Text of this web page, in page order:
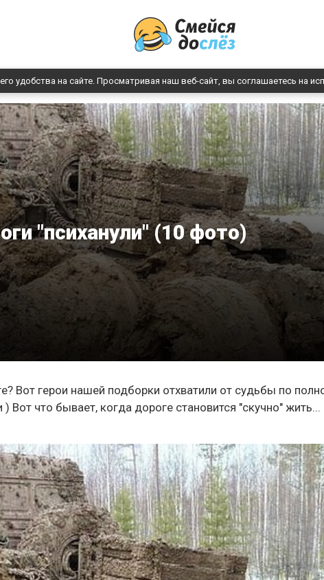
удобства на сайте. Просматривая наш веб-сайт, вы соглашаетесь на
"психанули" (10 фото)
Вот герои нашей подборки отхватили от судьбы по
что бывает, когда дороге становится "скучно" жить...